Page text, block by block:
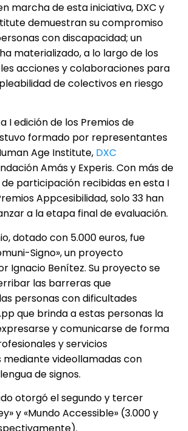
marcha de esta iniciativa, DXC y
demuestran su compromiso
con discapacidad; un
materializado, a lo largo de los
acciones y colaboraciones para
de colectivos en riesgo
I edición de los Premios de
formado por representantes
Age Institute, DXC
Amás y Experis. Con más de
participación recibidas en esta I
Appcesibilidad, solo 33 han
a la etapa final de evaluación.
dotado con 5.000 euros, fue
Signo», un proyecto
Ignacio Benítez. Su proyecto se
las barreras que
personas con dificultades
que brinda a estas personas la
y comunicarse de forma
y servicios
videollamadas con
de signos.
otorgó el segundo y tercer
y «Mundo Accessible» (3.000 y